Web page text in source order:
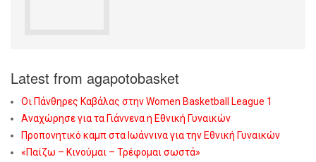
Latest from agapotobasket
Οι Πάνθηρες Καβάλας στην Women Basketball League 1
Αναχώρησε για τα Γιάννενα η Εθνική Γυναικών
Προπονητικό καμπ στα Ιωάννινα για την Εθνική Γυναικών
«Παίζω – Κινούμαι – Τρέφομαι σωστά»